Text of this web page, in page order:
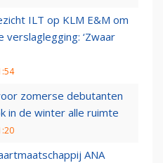
ILT op KLM E&M om
verslaglegging: ‘Zwaar
zomerse debutanten
in de winter alle ruimte
ANA